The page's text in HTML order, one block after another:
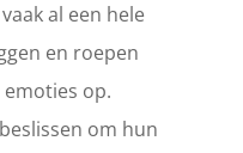
al een hele
en roepen
op.
om hun